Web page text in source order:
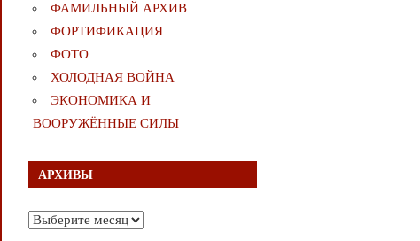
ФАМИЛЬНЫЙ АРХИВ
ФОРТИФИКАЦИЯ
ФОТО
ХОЛОДНАЯ ВОЙНА
ЭКОНОМИКА И
ВООРУЖЁННЫЕ СИЛЫ
АРХИВЫ
Архивы